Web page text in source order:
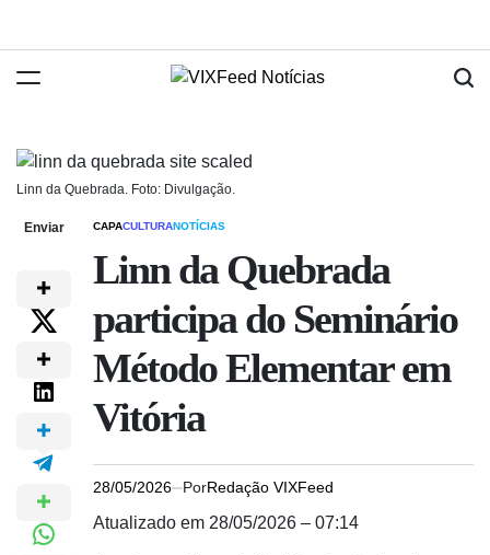
Linn da Quebrada. Foto: Divulgação.
Enviar CAPACULTURANOTÍCIAS
Linn da Quebrada
participa do Seminário
Método Elementar em
Vitória
28/05/2026 PorRedação VIXFeed
Atualizado em 28/05/2026 – 07:14